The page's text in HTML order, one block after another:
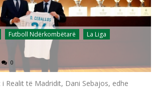
Futboll Ndërkombëtarë
La Liga
0
Realit të Madridit, Dani Sebajos, edhe